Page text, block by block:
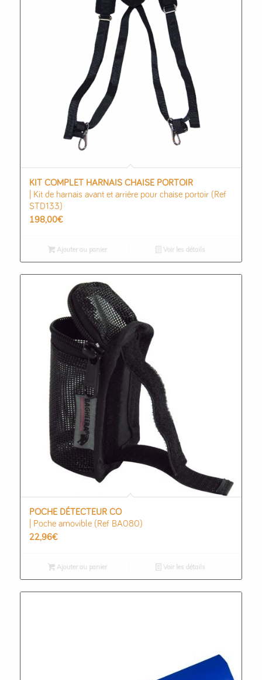
KIT COMPLET HARNAIS CHAISE PORTOIR
| Kit de harnais avant et arrière pour chaise portoir (Ref
STD133)
198,00€
Ajouter au panier Voir les détails
POCHE DÉTECTEUR CO
| Poche amovible (Ref BA080)
22,96€
Ajouter au panier Voir les détails